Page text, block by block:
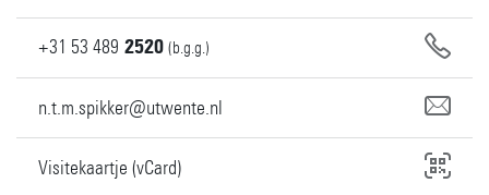
+31 53 489 2520 (b.g.g.)
n.t.m.spikker@utwente.nl
Visitekaartje (vCard)